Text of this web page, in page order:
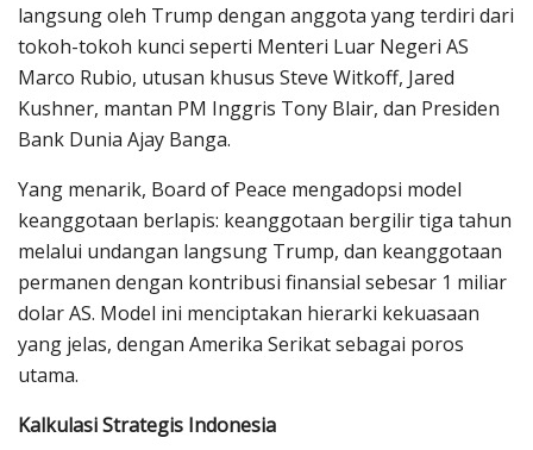
langsung oleh Trump dengan anggota yang terdiri dari
tokoh-tokoh kunci seperti Menteri Luar Negeri AS
Marco Rubio, utusan khusus Steve Witkoff, Jared
Kushner, mantan PM Inggris Tony Blair, dan Presiden
Bank Dunia Ajay Banga.
Yang menarik, Board of Peace mengadopsi model
keanggotaan berlapis: keanggotaan bergilir tiga tahun
melalui undangan langsung Trump, dan keanggotaan
permanen dengan kontribusi finansial sebesar 1 miliar
dolar AS. Model ini menciptakan hierarki kekuasaan
yang jelas, dengan Amerika Serikat sebagai poros
utama.
Kalkulasi Strategis Indonesia